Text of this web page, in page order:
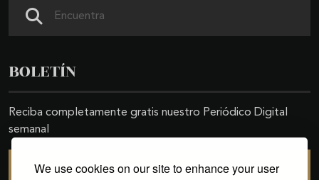
We use cookies on our site to enhance your user
BOLETÍN
Reciba completamente gratis nuestro Periódico Digital
semanal
SUSCRIBIRSE